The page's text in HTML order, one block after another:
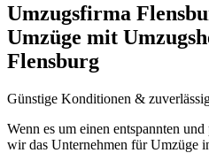
Umzugsfirma
Umzüge mit
Flensburg
Günstige Konditionen &
Wenn es um einen entspannten
wir das Unternehmen für Umzüge